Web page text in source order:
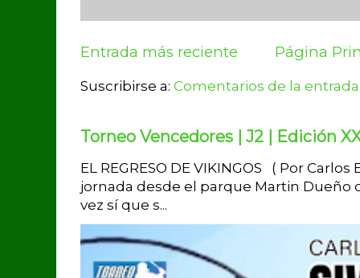
Entrada más reciente Página
Suscribirse a: Comentarios de la
Torneo Vencedores | J2 | Edición
EL REGRESO DE VIKINGOS ( Por
jornada desde el parque Martin Dueño
vez sí que s...